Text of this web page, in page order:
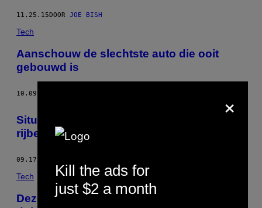
11.25.15DOOR JOE BISH
Tech
Aanschouw de slechtste auto die ooit
gebouwd is
10.09.15
Situaties die je na het halen van je
rijbewijs wilt voorkomen
09.17.15
Tech
Deze kevers zijn al 52 miljoen jaar de
×
Kill the ads for
just $2 a month